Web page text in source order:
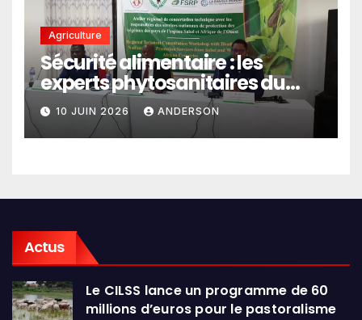
Agriculture
Sécurité alimentaire : les
experts phytosanitaires du
Sahel et d’Afrique de l’Ouest
en conclave à Lomé
10 JUIN 2026 ANDERSON
Actus
Le CILSS lance un programme de 60
millions d’euros pour le pastoralisme